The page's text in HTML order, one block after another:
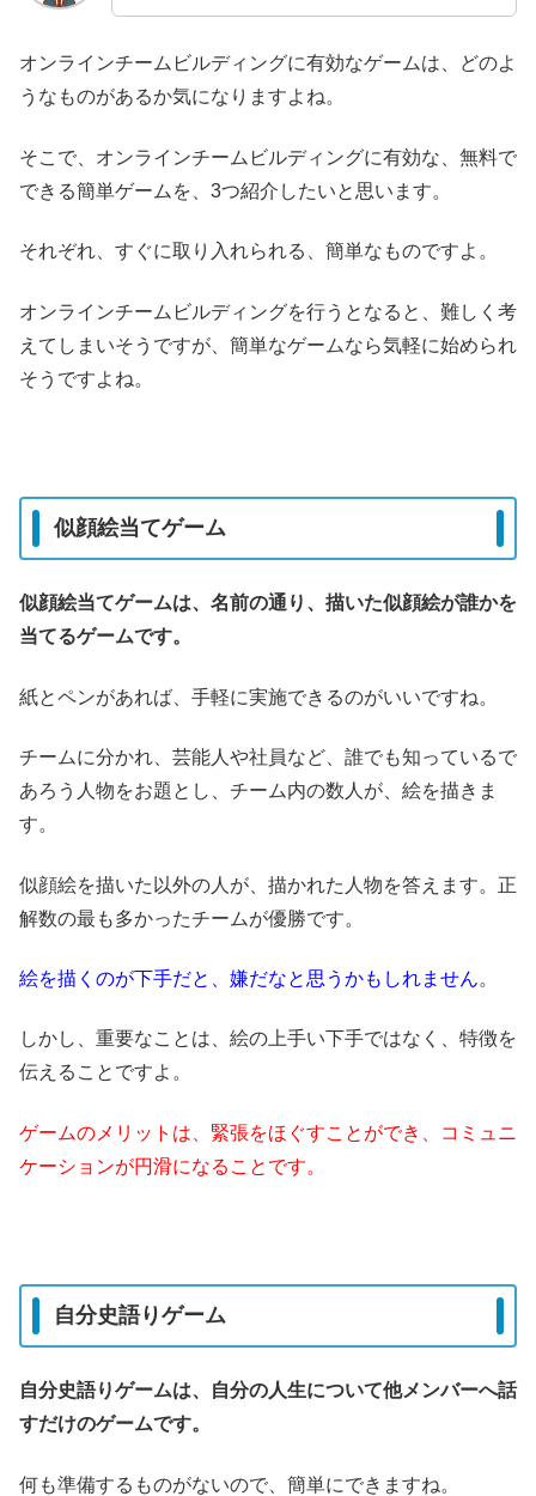
オンラインチームビルディングに有効なゲームは、どのよ
うなものがあるか気になりますよね。
そこで、オンラインチームビルディングに有効な、無料で
できる簡単ゲームを、3つ紹介したいと思います。
それぞれ、すぐに取り入れられる、簡単なものですよ。
オンラインチームビルディングを行うとなると、難しく考
えてしまいそうですが、簡単なゲームなら気軽に始められ
そうですよね。
似顔絵当てゲーム
似顔絵当てゲームは、名前の通り、描いた似顔絵が誰かを
当てるゲームです。
紙とペンがあれば、手軽に実施できるのがいいですね。
チームに分かれ、芸能人や社員など、誰でも知っているで
あろう人物をお題とし、チーム内の数人が、絵を描きま
す。
似顔絵を描いた以外の人が、描かれた人物を答えます。正
解数の最も多かったチームが優勝です。
絵を描くのが下手だと、嫌だなと思うかもしれません。
しかし、重要なことは、絵の上手い下手ではなく、特徴を
伝えることですよ。
ゲームのメリットは、緊張をほぐすことができ、コミュニ
ケーションが円滑になることです。
自分史語りゲーム
自分史語りゲームは、自分の人生について他メンバーへ話
すだけのゲームです。
何も準備するものがないので、簡単にできますね。